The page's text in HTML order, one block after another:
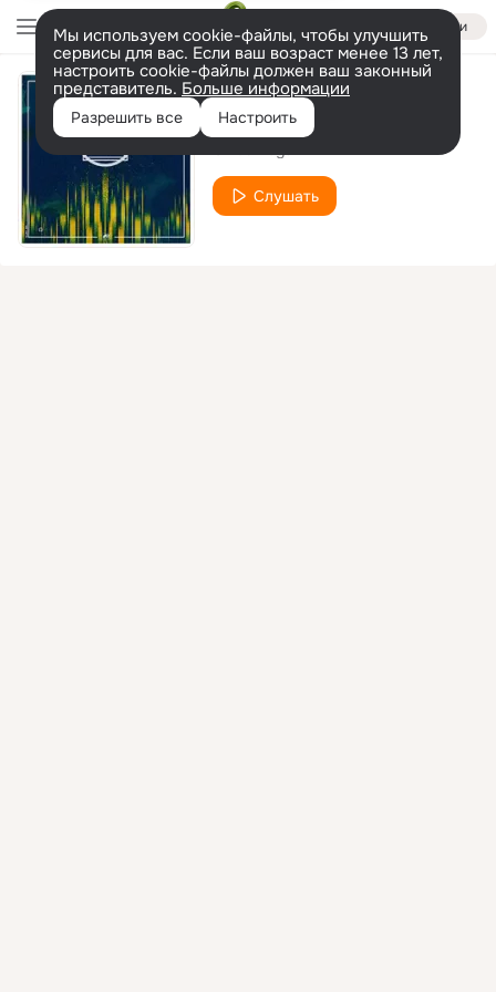
Войти
Мы используем cookie-файлы, чтобы улучшить
сервисы для вас. Если ваш возраст менее 13 лет,
настроить cookie-файлы должен ваш законный
представитель. Больше информации
Разрешить все Настроить
Can You Feel It
Слушать